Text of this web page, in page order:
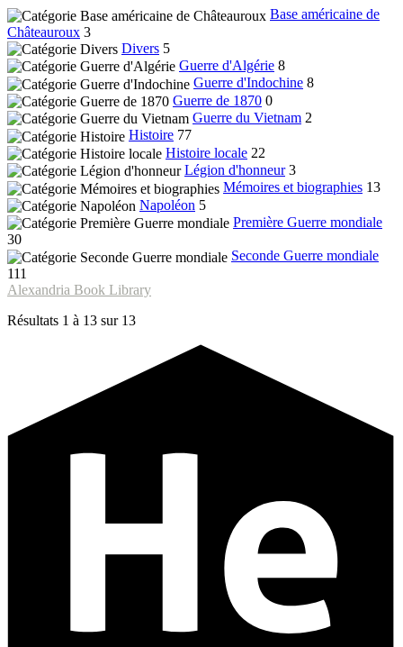
Base américaine de
Châteauroux 3
Divers 5
Guerre d'Algérie 8
Guerre d'Indochine 8
Guerre de 1870 0
Guerre du Vietnam 2
Histoire 77
Histoire locale 22
Légion d'honneur 3
Mémoires et biographies 13
Napoléon 5
Première Guerre mondiale
30
Seconde Guerre mondiale
111
Alexandria Book Library
Résultats 1 à 13 sur 13